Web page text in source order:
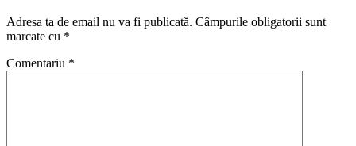
Adresa ta de email nu va fi publicată. Câmpurile obligatorii sunt
marcate cu *
Comentariu *